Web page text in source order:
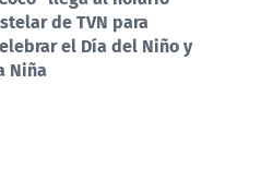
de TVN para
el Día del Niño y
Niña